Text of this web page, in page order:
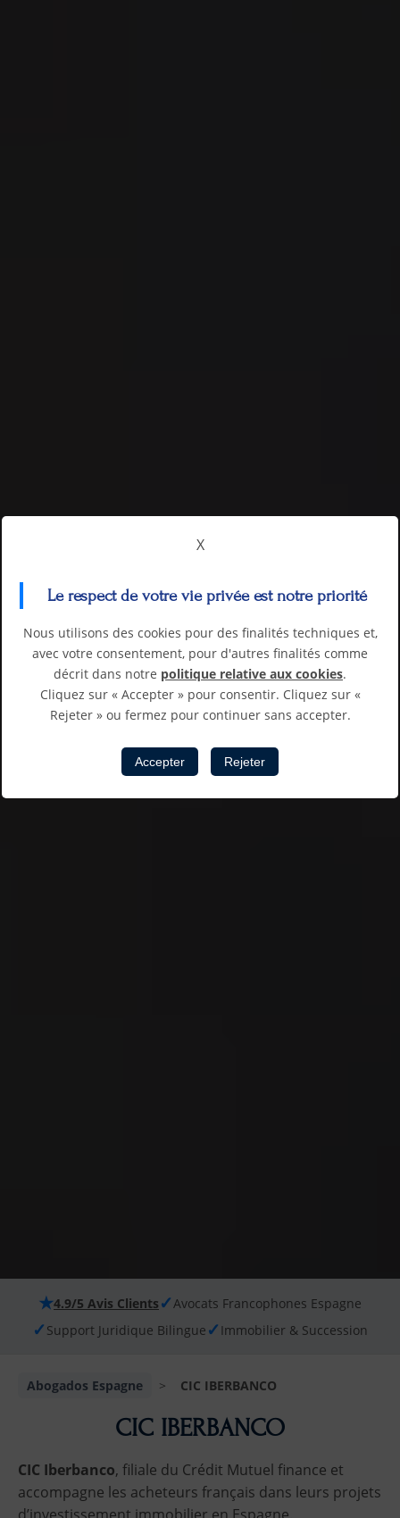
X
Le respect de votre vie privée est notre priorité
Nous utilisons des cookies pour des finalités techniques et,
avec votre consentement, pour d'autres finalités comme
décrit dans notre politique relative aux cookies.
Cliquez sur « Accepter » pour consentir. Cliquez sur «
Rejeter » ou fermez pour continuer sans accepter.
Accepter Rejeter
★4.9/5 Avis Clients ✓Avocats Francophones Espagne
✓ Support Juridique Bilingue ✓ Immobilier & Succession
Abogados Espagne > CIC IBERBANCO
CIC IBERBANCO
CIC Iberbanco, filiale du Crédit Mutuel finance et
accompagne les acheteurs français dans leurs projets